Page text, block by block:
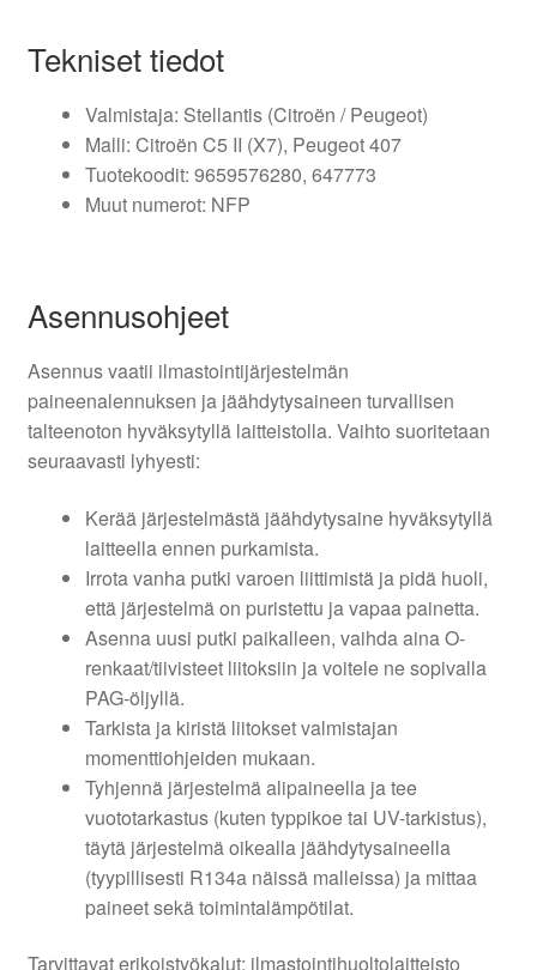
Tekniset tiedot
Valmistaja: Stellantis (Citroën / Peugeot)
Malli: Citroën C5 II (X7), Peugeot 407
Tuotekoodit: 9659576280, 647773
Muut numerot: NFP
Asennusohjeet
Asennus vaatii ilmastointijärjestelmän
paineenalennuksen ja jäähdytysaineen turvallisen
talteenoton hyväksytyllä laitteistolla. Vaihto suoritetaan
seuraavasti lyhyesti:
Kerää järjestelmästä jäähdytysaine hyväksytyllä
laitteella ennen purkamista.
Irrota vanha putki varoen liittimistä ja pidä huoli,
että järjestelmä on puristettu ja vapaa painetta.
Asenna uusi putki paikalleen, vaihda aina O-
renkaat/tiivisteet liitoksiin ja voitele ne sopivalla
PAG-öljyllä.
Tarkista ja kiristä liitokset valmistajan
momenttiohjeiden mukaan.
Tyhjennä järjestelmä alipaineella ja tee
vuototarkastus (kuten typpikoe tai UV-tarkistus),
täytä järjestelmä oikealla jäähdytysaineella
(tyypillisesti R134a näissä malleissa) ja mittaa
paineet sekä toimintalämpötilat.
Tarvittavat erikoistyökalut: ilmastointihuoltolaitteisto